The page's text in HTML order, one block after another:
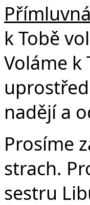
k Tobě
Voláme k
nadějí a
Prosíme
strach.
sestru